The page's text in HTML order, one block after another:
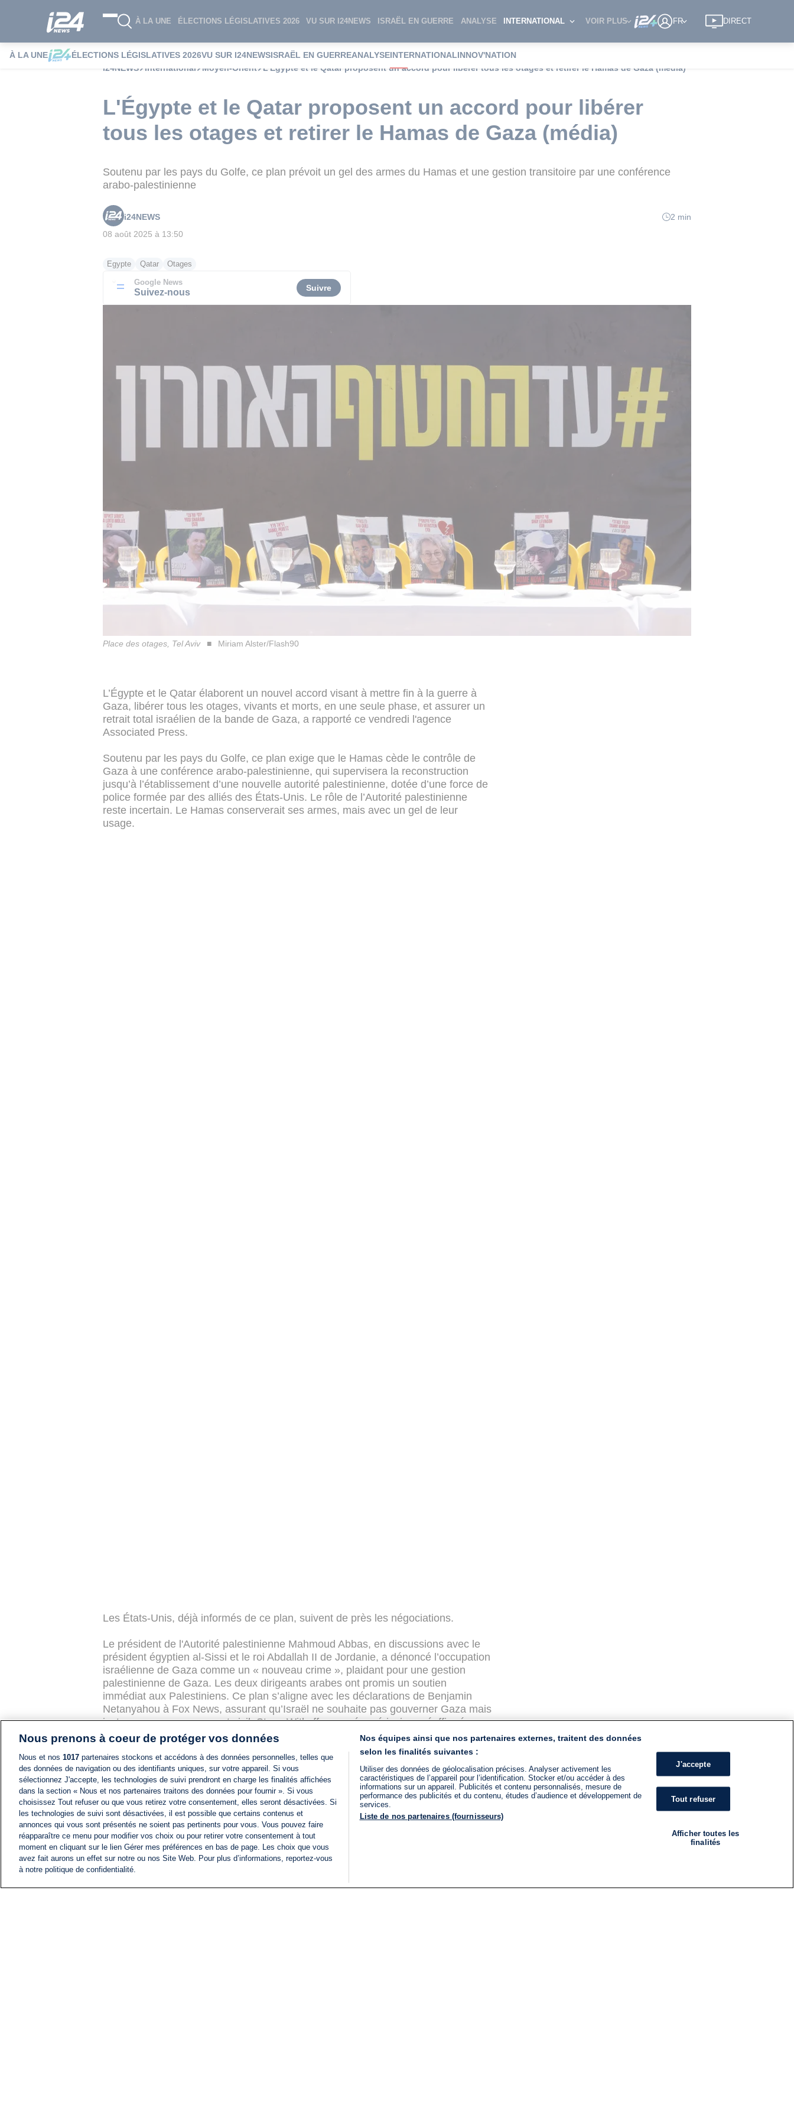
À LA UNE ÉLECTIONS LÉGISLATIVES 2026 VU SUR I24NEWS ISRAËL EN GUERRE ANALYSE INTERNATIONAL VOIR PLUS FR DIRECT
À LA UNE ÉLECTIONS LÉGISLATIVES 2026VU SUR I24NEWSISRAËL EN GUERREANALYSEINTERNATIONALINNOV'NATION
i24NEWS
International Moyen-Orient L'Égypte et le Qatar proposent un accord pour libérer tous les otages et retirer le Hamas de Gaza (média)
L'Égypte et le Qatar proposent un accord pour libérer
tous les otages et retirer le Hamas de Gaza (média)
Soutenu par les pays du Golfe, ce plan prévoit un gel des armes du Hamas et une gestion transitoire par une conférence
arabo-palestinienne
i24NEWS
2 min
08 août 2025 à 13:50
Egypte Qatar Otages
Google News
Suivez-nous Suivre
Place des otages, Tel Aviv Miriam Alster/Flash90
L’Égypte et le Qatar élaborent un nouvel accord visant à mettre fin à la guerre à
Gaza, libérer tous les otages, vivants et morts, en une seule phase, et assurer un
retrait total israélien de la bande de Gaza, a rapporté ce vendredi l'agence
Associated Press.
Soutenu par les pays du Golfe, ce plan exige que le Hamas cède le contrôle de
Gaza à une conférence arabo-palestinienne, qui supervisera la reconstruction
jusqu’à l’établissement d’une nouvelle autorité palestinienne, dotée d’une force de
police formée par des alliés des États-Unis. Le rôle de l’Autorité palestinienne
reste incertain. Le Hamas conserverait ses armes, mais avec un gel de leur
usage.
Les États-Unis, déjà informés de ce plan, suivent de près les négociations.
Le président de l'Autorité palestinienne Mahmoud Abbas, en discussions avec le
président égyptien al-Sissi et le roi Abdallah II de Jordanie, a dénoncé l’occupation
israélienne de Gaza comme un « nouveau crime », plaidant pour une gestion
palestinienne de Gaza. Les deux dirigeants arabes ont promis un soutien
immédiat aux Palestiniens. Ce plan s’aligne avec les déclarations de Benjamin
Netanyahou à Fox News, assurant qu’Israël ne souhaite pas gouverner Gaza mais
instaurer un gouvernement civil. Steve Witkoff, envoyé américain, a réaffirmé
l’engagement de Trump pour libérer les otages, critiquant le Hamas pour son
manque de fiabilité. Les négociations, marquées par la méfiance, visent un accord
« tout ou rien » pour résoudre la crise des otages.
Cet article a reçu 53 commentaires Ajouter un commentaire
Commentaires
Nous prenons à coeur de protéger vos données
Nous et nos 1017 partenaires stockons et accédons à des données personnelles, telles que
des données de navigation ou des identifiants uniques, sur votre appareil. Si vous
sélectionnez J'accepte, les technologies de suivi prendront en charge les finalités affichées
dans la section « Nous et nos partenaires traitons des données pour fournir ». Si vous
choisissez Tout refuser ou que vous retirez votre consentement, elles seront désactivées. Si
les technologies de suivi sont désactivées, il est possible que certains contenus et
annonces qui vous sont présentés ne soient pas pertinents pour vous. Vous pouvez faire
réapparaître ce menu pour modifier vos choix ou pour retirer votre consentement à tout
moment en cliquant sur le lien Gérer mes préférences en bas de page. Les choix que vous
avez fait aurons un effet sur notre ou nos Site Web. Pour plus d’informations, reportez-vous
à notre politique de confidentialité.
Nos équipes ainsi que nos partenaires externes, traitent des données
selon les finalités suivantes :
Utiliser des données de géolocalisation précises. Analyser activement les
caractéristiques de l’appareil pour l’identification. Stocker et/ou accéder à des
informations sur un appareil. Publicités et contenu personnalisés, mesure de
performance des publicités et du contenu, études d’audience et développement de
services.
Liste de nos partenaires (fournisseurs)
J'accepte
Tout refuser
Afficher toutes les
finalités